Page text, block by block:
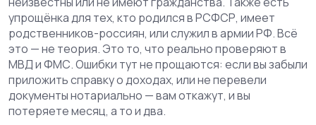
упрощёнка для тех, кто родился в РСФСР, имеет
родственников-россиян, или служил в армии РФ. Всё
это — не теория. Это то, что реально проверяют в
МВД и ФМС. Ошибки тут не прощаются: если вы забыли
приложить справку о доходах, или не перевели
документы нотариально — вам откажут, и вы
потеряете месяц, а то и два.